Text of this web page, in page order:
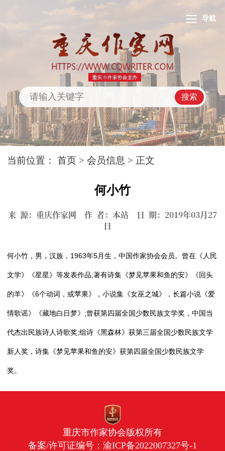
导航
搜索
当前位置：首页 >会员信息 > 正文
何小竹
来 源：重庆作家网 作 者：本站 日 期：2019年03月27
日
何小竹，男，汉族，1963年5月生，中国作家协会会员。曾在《人民
文学》《星星》等发表作品;著有诗集《梦见苹果和鱼的安》《回头
的羊》《6个动词，或苹果》，小说集《女巫之城》，长篇小说《爱
情歌谣》《藏地白日梦》;曾获第四届全国少数民族文学奖，中国当
代杰出民族诗人诗歌奖;组诗《黑森林》获第三届全国少数民族文学
新人奖，诗集《梦见苹果和鱼的安》获第四届全国少数民族文学
奖。
重庆市作家协会版权所有
备案/许可证编号： 渝ICP备2022007327号-1